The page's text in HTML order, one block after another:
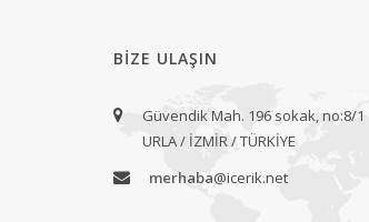
BIZE ULAŞIN
Güvendik Mah. 196 sokak, no:8/1
URLA / İZMİR / TÜRKİYE
merhaba@icerik.net